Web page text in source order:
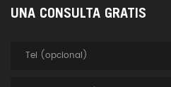
UNA CONSULTA GRATIS